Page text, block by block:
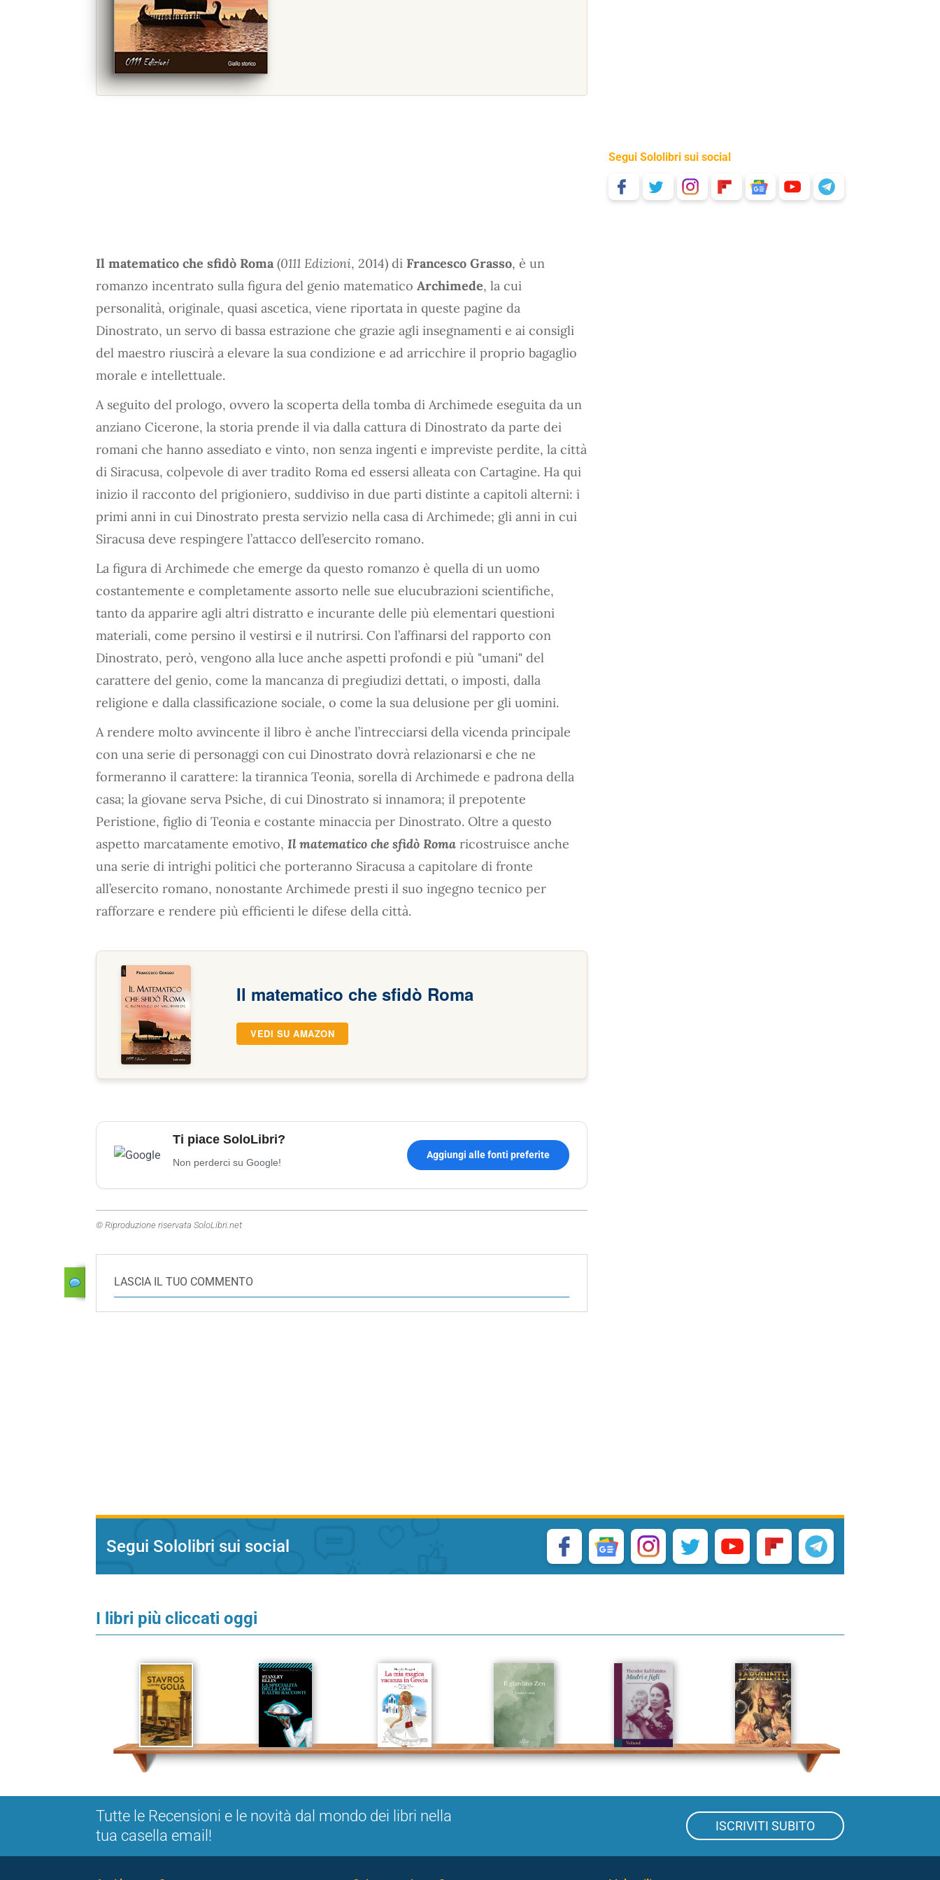
Il matematico che sfidò Roma (0111 Edizioni, 2014) di Francesco Grasso, è un
romanzo incentrato sulla figura del genio matematico Archimede, la cui
personalità, originale, quasi ascetica, viene riportata in queste pagine da
Dinostrato, un servo di bassa estrazione che grazie agli insegnamenti e ai consigli
del maestro riuscirà a elevare la sua condizione e ad arricchire il proprio bagaglio
morale e intellettuale.
A seguito del prologo, ovvero la scoperta della tomba di Archimede eseguita da un
anziano Cicerone, la storia prende il via dalla cattura di Dinostrato da parte dei
romani che hanno assediato e vinto, non senza ingenti e impreviste perdite, la città
di Siracusa, colpevole di aver tradito Roma ed essersi alleata con Cartagine. Ha qui
inizio il racconto del prigioniero, suddiviso in due parti distinte a capitoli alterni: i
primi anni in cui Dinostrato presta servizio nella casa di Archimede; gli anni in cui
Siracusa deve respingere l’attacco dell’esercito romano.
La figura di Archimede che emerge da questo romanzo è quella di un uomo
costantemente e completamente assorto nelle sue elucubrazioni scientifiche,
tanto da apparire agli altri distratto e incurante delle più elementari questioni
materiali, come persino il vestirsi e il nutrirsi. Con l’affinarsi del rapporto con
Dinostrato, però, vengono alla luce anche aspetti profondi e più "umani" del
carattere del genio, come la mancanza di pregiudizi dettati, o imposti, dalla
religione e dalla classificazione sociale, o come la sua delusione per gli uomini.
A rendere molto avvincente il libro è anche l’intrecciarsi della vicenda principale
con una serie di personaggi con cui Dinostrato dovrà relazionarsi e che ne
formeranno il carattere: la tirannica Teonia, sorella di Archimede e padrona della
casa; la giovane serva Psiche, di cui Dinostrato si innamora; il prepotente
Peristione, figlio di Teonia e costante minaccia per Dinostrato. Oltre a questo
aspetto marcatamente emotivo, Il matematico che sfidò Roma ricostruisce anche
una serie di intrighi politici che porteranno Siracusa a capitolare di fronte
all’esercito romano, nonostante Archimede presti il suo ingegno tecnico per
rafforzare e rendere più efficienti le difese della città.
Il matematico che sfidò Roma
VEDI SU AMAZON
Ti piace SoloLibri?
Non perderci su Google!
Aggiungi alle fonti preferite
© Riproduzione riservata SoloLibri.net
LASCIA IL TUO COMMENTO
Segui Sololibri sui social
Segui Sololibri sui social
I libri più cliccati oggi
Tutte le Recensioni e le novità dal mondo dei libri nella
tua casella email!
ISCRIVITI SUBITO